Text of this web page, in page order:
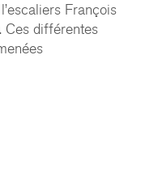
François
Ces différentes